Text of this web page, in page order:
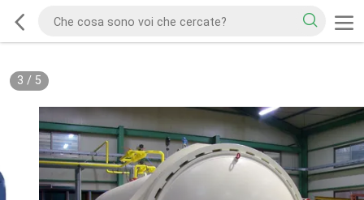
3 / 5